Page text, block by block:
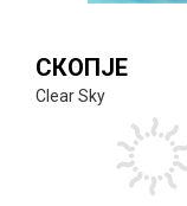
СКОПЈЕ
Clear Sky